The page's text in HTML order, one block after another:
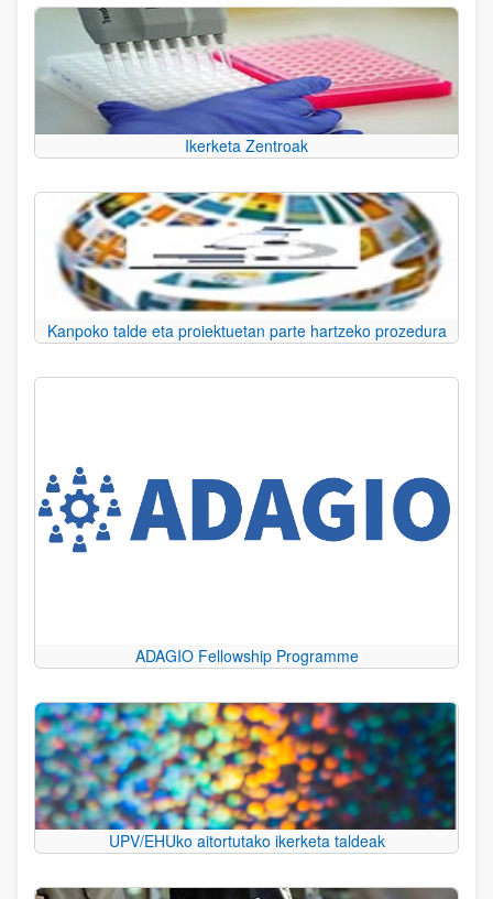
Ikerketa Zentroak
Kanpoko talde eta proiektuetan parte hartzeko prozedura
ADAGIO Fellowship Programme
UPV/EHUko aitortutako ikerketa taldeak